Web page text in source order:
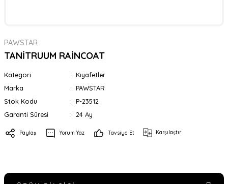
PAWSTAR
TANİTRUUM RAİNCOAT
Kategori
Kıyafetler
Marka
PAWSTAR
Stok Kodu
P-23512
Garanti Süresi
24 Ay
Paylaş Yorum Yaz Tavsiye Et Karşılaştır